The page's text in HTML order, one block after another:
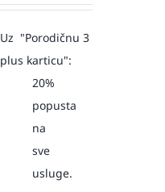
Uz "Porodičnu 3
plus karticu":
20%
popusta
na
sve
usluge.